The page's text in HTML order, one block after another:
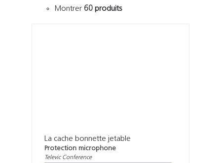
Montrer 60 produits
La cache bonnette jetable
Protection microphone
Televic Conference